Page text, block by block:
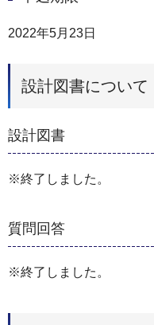
2022年5月23日
設計図書について
設計図書
※終了しました。
質問回答
※終了しました。